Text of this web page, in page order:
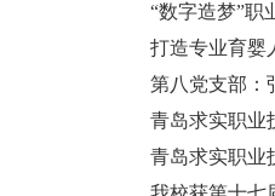
“数字造梦”职
打造专业育
第八党支部：
青岛求实职业
青岛求实职业